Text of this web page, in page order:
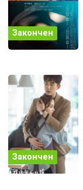
Закончен
Закончен